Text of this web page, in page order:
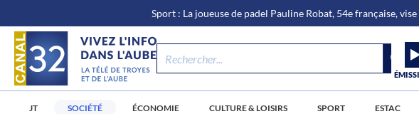
au
contenu
Sport : La joueuse de padel Pauline Robat, 54e française,
JT SOCIÉTÉ ÉCONOMIE CULTURE & LOISIRS SPORT ESTAC